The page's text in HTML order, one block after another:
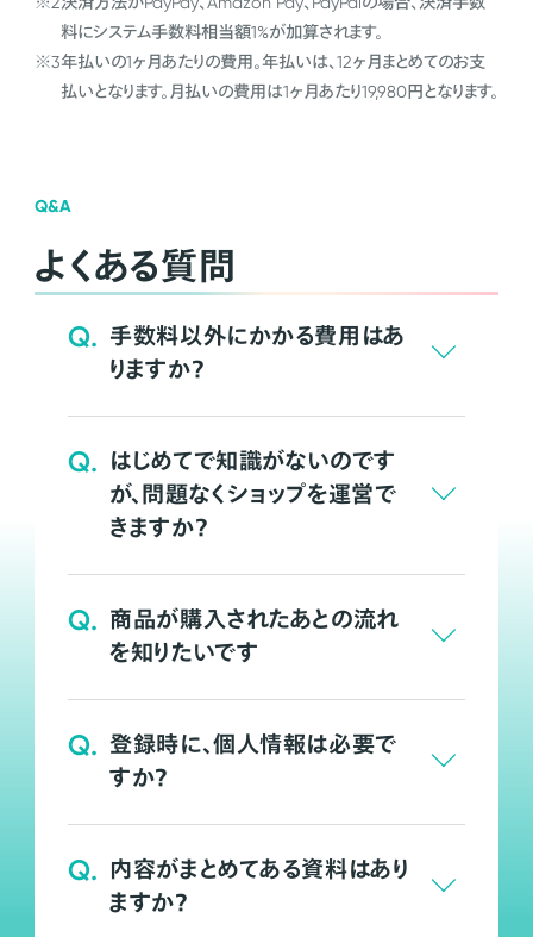
料にシステム手数料相当額1%が加算されます。
※3年払いの1ヶ月あたりの費用。年払いは、12ヶ月まとめてのお支
払いとなります。月払いの費用は1ヶ月あたり19,980円となります。
Q&A
よくある質問
Q. 手数料以外にかかる費用はあ
りますか？
Q. はじめてで知識がないのです
が、問題なくショップを運営で
きますか？
Q. 商品が購入されたあとの流れ
を知りたいです
Q. 登録時に、個人情報は必要で
すか？
Q. 内容がまとめてある資料はあり
ますか？